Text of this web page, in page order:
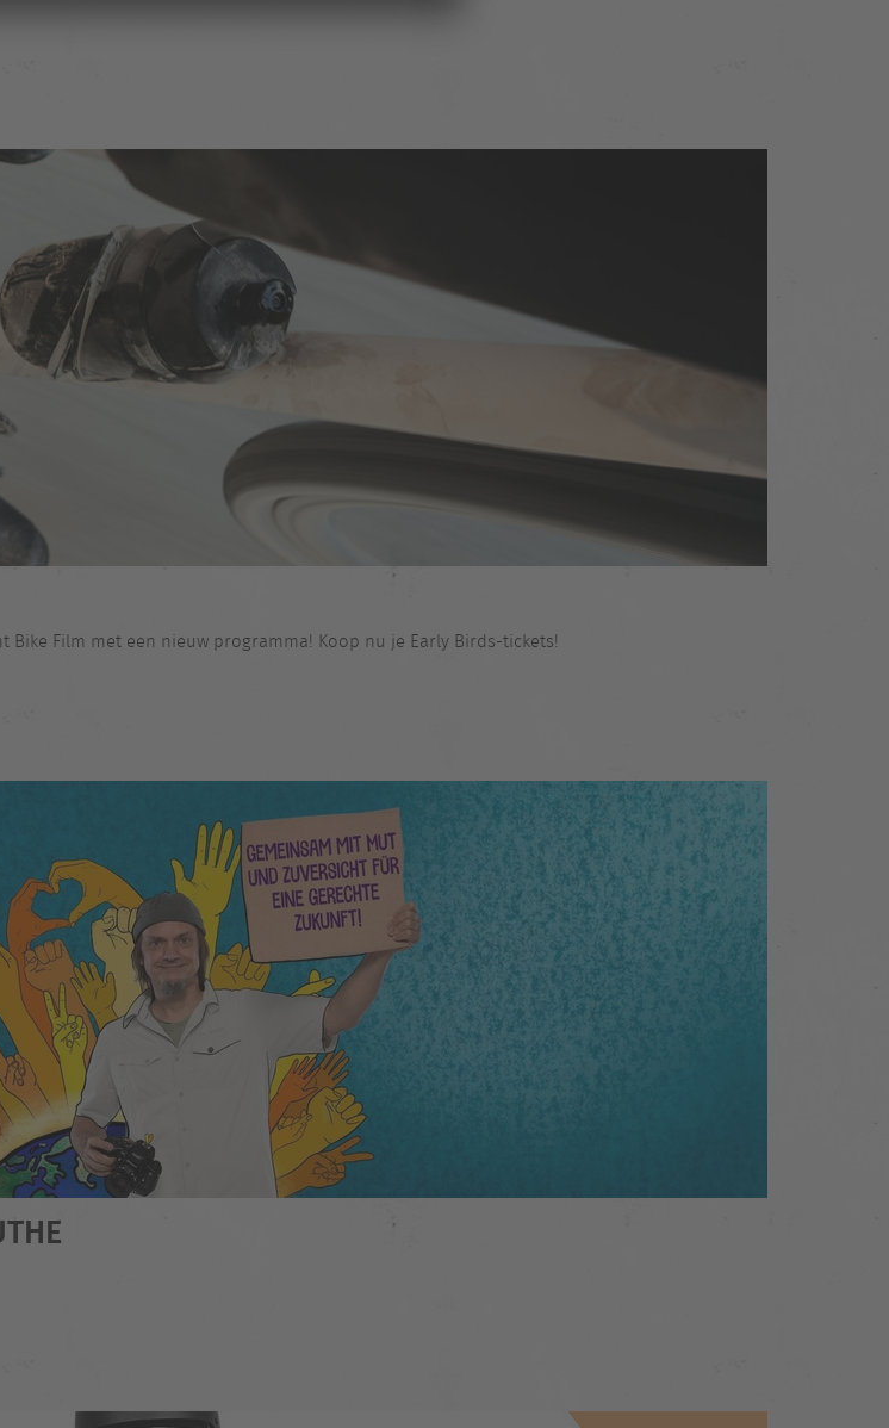
Film met een nieuw programma! Koop nu je Early Birds-tickets!